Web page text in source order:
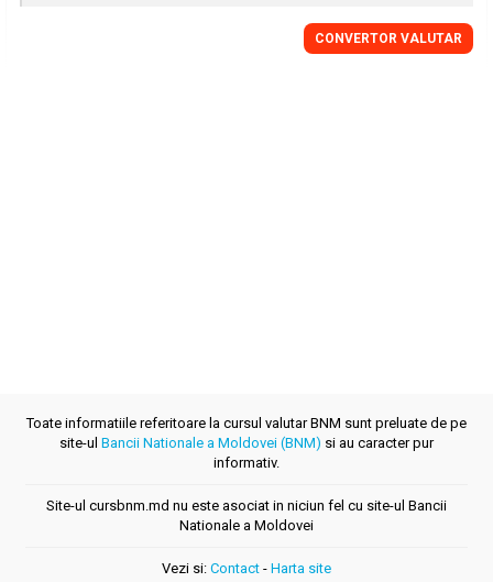
CONVERTOR VALUTAR
Toate informatiile referitoare la cursul valutar BNM sunt preluate de pe
site-ul Bancii Nationale a Moldovei (BNM) si au caracter pur
informativ.
Site-ul cursbnm.md nu este asociat in niciun fel cu site-ul Bancii
Nationale a Moldovei
Vezi si: Contact - Harta site